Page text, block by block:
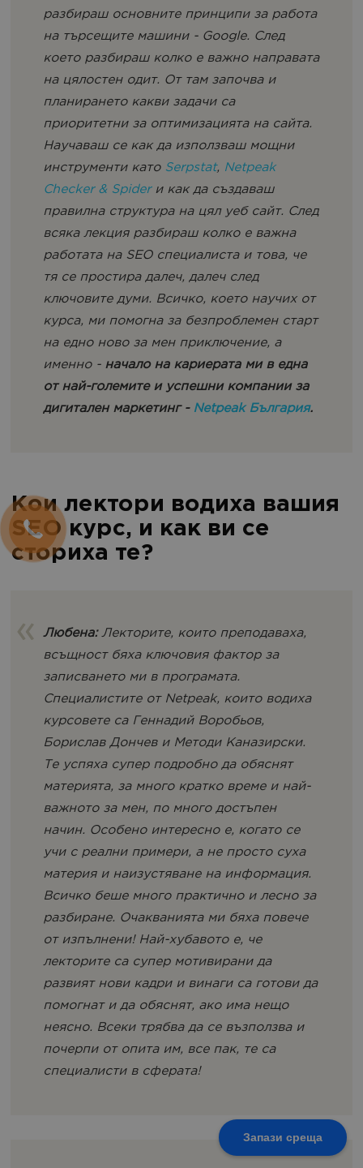
Запази среща
разбираш основните принципи за работа
на търсещите машини - Google. След
което разбираш колко е важно направата
на цялостен одит. От там започва и
планирането какви задачи са
приоритетни за оптимизацията на сайта.
Научаваш се как да използваш мощни
инструменти като Serpstat, Netpeak
Checker & Spiderи как да създаваш
правилна структура на цял уеб сайт. След
всяка лекция разбираш колко е важна
работата на SEO специалиста и това, че
тя се простира далеч, далеч след
ключовите думи. Всичко, което научих от
курса, ми помогна за безпроблемен старт
на едно ново за мен приключение, а
именно - начало на кариерата ми в една
от най-големите и успешни компании за
дигитален маркетинг - Netpeak България.
Кои лектори водиха вашия
SEO курс, и как ви се
сториха те?
Любена:Лекторите, които преподаваха,
всъщност бяха ключовия фактор за
записването ми в програмата.
Специалистите от Netpeak, които водиха
курсовете са Геннадий Воробьов,
Борислав Дончев и Методи Каназирски.
Те успяха супер подробно да обяснят
материята, за много кратко време и най-
важното за мен, по много достъпен
начин. Особено интересно е, когато се
учи с реални примери, а не просто суха
материя и наизустяване на информация.
Всичко беше много практично и лесно за
разбиране. Очакванията ми бяха повече
от изпълнени! Най-хубавото е, че
лекторите са супер мотивирани да
развият нови кадри и винаги са готови да
помогнат и да обяснят, ако има нещо
неясно. Всеки трябва да се възползва и
почерпи от опита им, все пак, те са
специалисти в сферата!